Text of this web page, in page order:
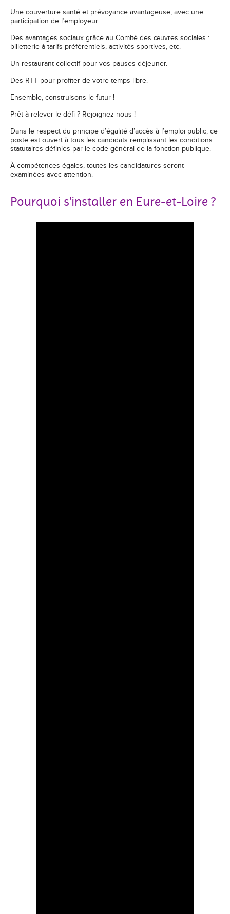
Une couverture santé et prévoyance avantageuse, avec une
participation de l’employeur.
Des avantages sociaux grâce au Comité des œuvres sociales :
billetterie à tarifs préférentiels, activités sportives, etc.
Un restaurant collectif pour vos pauses déjeuner.
Des RTT pour profiter de votre temps libre.
Ensemble, construisons le futur !
Prêt à relever le défi ? Rejoignez nous !
Dans le respect du principe d’égalité d’accès à l’emploi public, ce
poste est ouvert à tous les candidats remplissant les conditions
statutaires définies par le code général de la fonction publique.
À compétences égales, toutes les candidatures seront
examinées avec attention.
Pourquoi s'installer en Eure-et-Loire ?